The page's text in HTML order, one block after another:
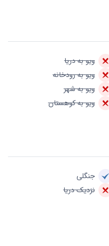
ویو به دریا
ویو به رودخانه
ویو به شهر
ویو به کوهستان
جنگلی
نزدیک دریا